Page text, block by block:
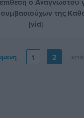
ο Αναγνώστου
συμβασιούχων της
[vid]
1 2